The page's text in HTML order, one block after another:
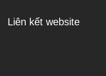
Liên kết website